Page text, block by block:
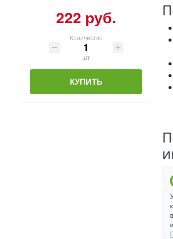
222 руб.
Количество
шт
КУПИТЬ